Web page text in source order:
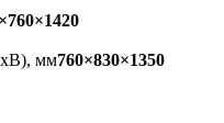
мм760×830×1350